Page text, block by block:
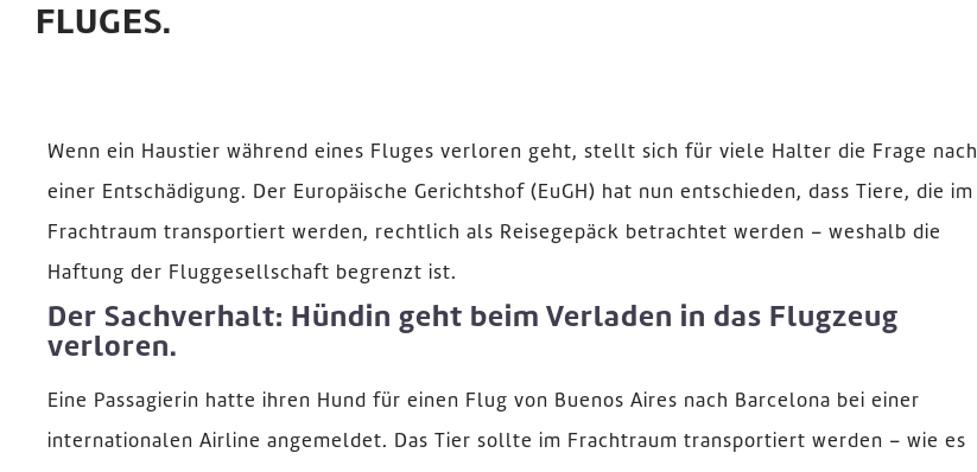
FLUGES.
Wenn ein Haustier während eines Fluges verloren geht, stellt sich für viele Halter die Frage nach
einer Entschädigung. Der Europäische Gerichtshof (EuGH) hat nun entschieden, dass Tiere, die im
Frachtraum transportiert werden, rechtlich als Reisegepäck betrachtet werden – weshalb die
Haftung der Fluggesellschaft begrenzt ist.
Der Sachverhalt: Hündin geht beim Verladen in das Flugzeug
verloren.
Eine Passagierin hatte ihren Hund für einen Flug von Buenos Aires nach Barcelona bei einer
internationalen Airline angemeldet. Das Tier sollte im Frachtraum transportiert werden – wie es